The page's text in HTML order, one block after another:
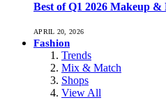
Best of Q1 2026 Makeup
APRIL 20, 2026
Fashion
Trends
Mix & Match
Shops
View All